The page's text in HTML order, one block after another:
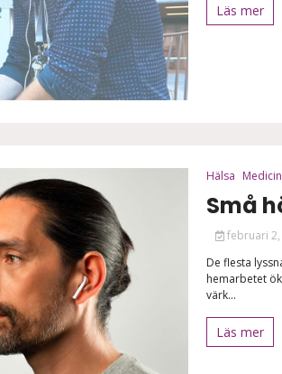
Läs mer
Hälsa Medicin
Små
februari 2,
De flesta
hemarbetet
värk...
Läs mer